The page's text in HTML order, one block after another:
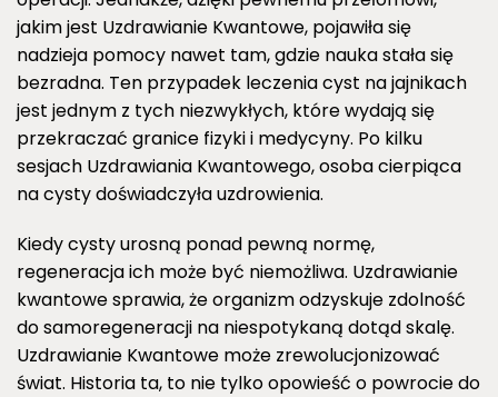
jakim jest Uzdrawianie Kwantowe, pojawiła się
nadzieja pomocy nawet tam, gdzie nauka stała się
bezradna. Ten przypadek leczenia cyst na jajnikach
jest jednym z tych niezwykłych, które wydają się
przekraczać granice fizyki i medycyny. Po kilku
sesjach Uzdrawiania Kwantowego, osoba cierpiąca
na cysty doświadczyła uzdrowienia.
Kiedy cysty urosną ponad pewną normę,
regeneracja ich może być niemożliwa. Uzdrawianie
kwantowe sprawia, że organizm odzyskuje zdolność
do samoregeneracji na niespotykaną dotąd skalę.
Uzdrawianie Kwantowe może zrewolucjonizować
świat. Historia ta, to nie tylko opowieść o powrocie do